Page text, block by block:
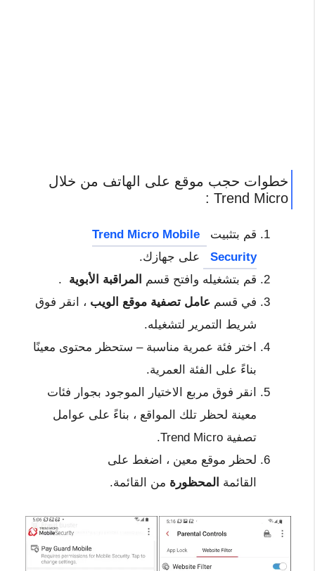
خطوات حجب موقع على الهاتف من خلال
Trend Micro :
قم بتثبيت
Trend Micro Mobile
Security
على جهازك.
قم بتشغيله وافتح قسم
المراقبة الأبوية
.
في قسم عامل تصفية موقع الويب ، انقر فوق
شريط التمرير لتشغيله.
اختر فئة عمرية مناسبة – ستحظر محتوى معينًا
بناءً على الفئة العمرية.
انقر فوق مربع الاختيار الموجود بجوار فئات
معينة لحظر تلك المواقع ، بناءً على عوامل
تصفية Trend Micro.
لحظر موقع معين ، اضغط على
القائمة المحظورة من القائمة.